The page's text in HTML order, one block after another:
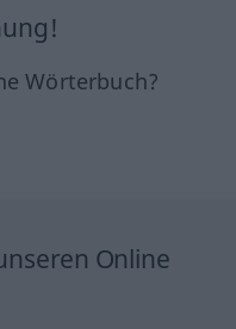
Wörterbuch?
Online